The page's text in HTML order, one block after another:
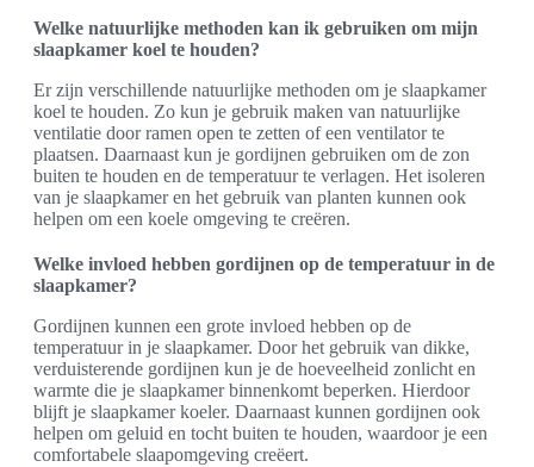
Welke natuurlijke methoden kan ik gebruiken om mijn
slaapkamer koel te houden?
Er zijn verschillende natuurlijke methoden om je slaapkamer
koel te houden. Zo kun je gebruik maken van natuurlijke
ventilatie door ramen open te zetten of een ventilator te
plaatsen. Daarnaast kun je gordijnen gebruiken om de zon
buiten te houden en de temperatuur te verlagen. Het isoleren
van je slaapkamer en het gebruik van planten kunnen ook
helpen om een koele omgeving te creëren.
Welke invloed hebben gordijnen op de temperatuur in de
slaapkamer?
Gordijnen kunnen een grote invloed hebben op de
temperatuur in je slaapkamer. Door het gebruik van dikke,
verduisterende gordijnen kun je de hoeveelheid zonlicht en
warmte die je slaapkamer binnenkomt beperken. Hierdoor
blijft je slaapkamer koeler. Daarnaast kunnen gordijnen ook
helpen om geluid en tocht buiten te houden, waardoor je een
comfortabele slaapomgeving creëert.